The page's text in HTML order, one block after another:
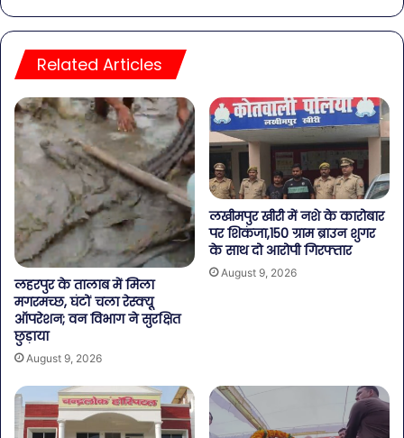
Related Articles
लहरपुर के तालाब में मिला
मगरमच्छ, घंटों चला रेस्क्यू
ऑपरेशन; वन विभाग ने सुरक्षित
छुड़ाया
August 9, 2026
लखीमपुर खीरी में नशे के कारोबार
पर शिकंजा,150 ग्राम ब्राउन शुगर
के साथ दो आरोपी गिरफ्तार
August 9, 2026